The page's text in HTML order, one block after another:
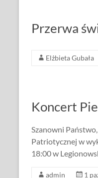
Przerwa
Elżbieta Gubała
Koncert
Szanowni
Patriotycznej w
18:00 w
admin 1